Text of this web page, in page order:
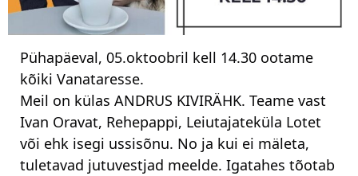
Pühapäeval, 05.oktoobril kell 14.30 ootame
kõiki Vanataresse.
Meil on külas ANDRUS KIVIRÄHK. Teame vast
Ivan Oravat, Rehepappi, Leiutajateküla Lotet
või ehk isegi ussisõnu. No ja kui ei mäleta,
tuletavad jutuvestjad meelde. Igatahes tõotab